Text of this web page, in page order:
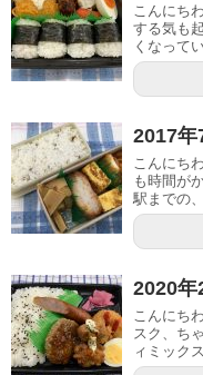
こんにち
する気も
くなって
2017年
こんにち
も時間が
駅までの
2020年
こんにち
スク、ち
ィミック